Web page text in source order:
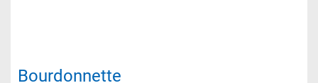
Bourdonnette